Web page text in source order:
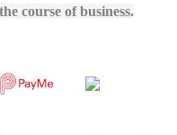
course of business.